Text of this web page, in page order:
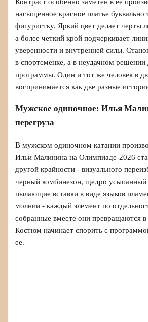
Контраст особенно заметен в ее
насыщенное красное платье
фигуристку. Яркий цвет делает черты
а более четкий крой подчеркивает
уверенности и внутренней силы.
в спортсменке, а в неудачном решении
программы. Один и тот же человек в
воспринимается как две разные
Мужское одиночное: Илья
перегруза
В мужском одиночном катании
Ильи Малинина на Олимпиаде-2026
другой крайности - визуального
черный комбинезон, щедро усыпанный
пылающие вставки в виде языков
молнии - каждый элемент по
собранные вместе они превращаются
Костюм начинает спорить с
ее.